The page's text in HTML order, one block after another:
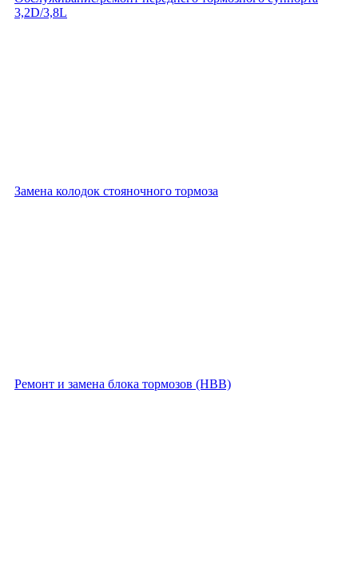
3,2D/3,8L
Замена колодок стояночного тормоза
Ремонт и замена блока тормозов (HBB)